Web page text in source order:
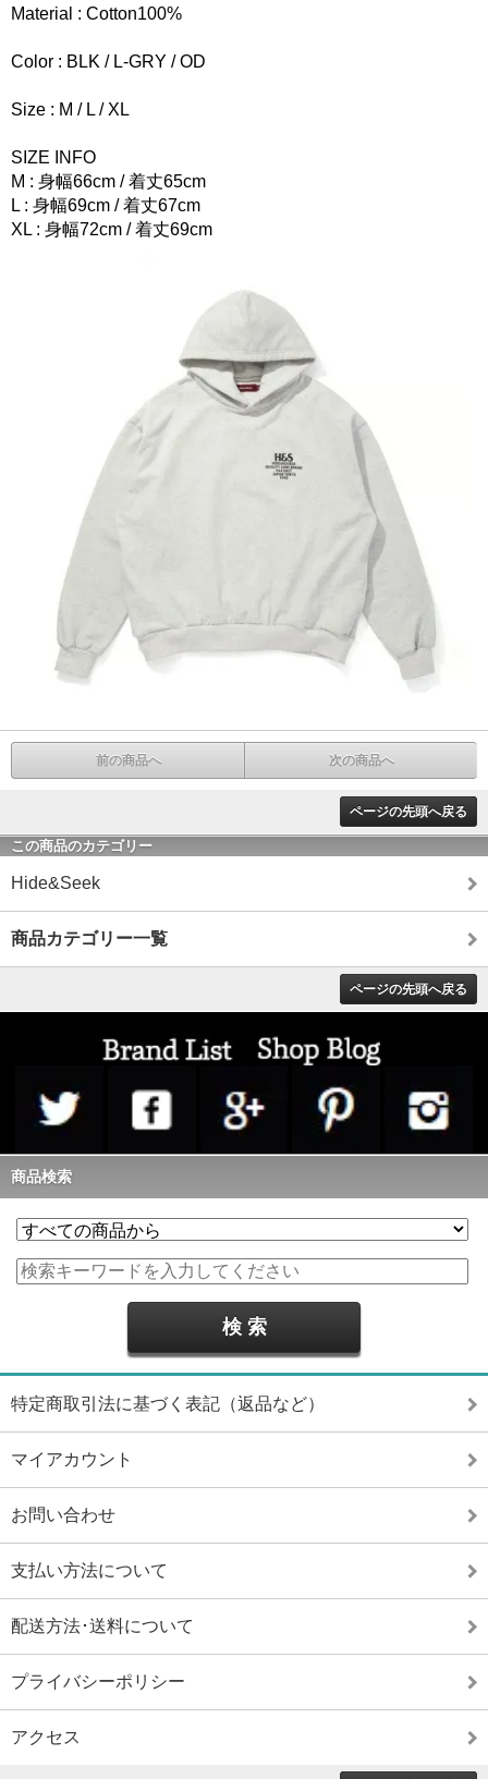
Material : Cotton100%
Color : BLK / L-GRY / OD
Size : M / L / XL
SIZE INFO
M : 身幅66cm / 着丈65cm
L : 身幅69cm / 着丈67cm
XL : 身幅72cm / 着丈69cm
前の商品へ 次の商品へ
ページの先頭へ戻る
この商品のカテゴリー
Hide&Seek
商品カテゴリー一覧
ページの先頭へ戻る
商品検索
特定商取引法に基づく表記（返品など）
マイアカウント
お問い合わせ
支払い方法について
配送方法･送料について
プライバシーポリシー
アクセス